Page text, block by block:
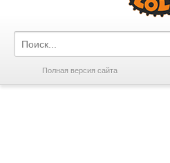
Полная версия сайта